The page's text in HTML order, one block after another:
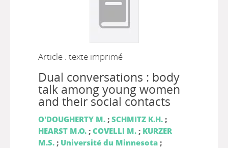
Article : texte imprimé
Dual conversations : body
talk among young women
and their social contacts
O'DOUGHERTY M.; SCHMITZ K.H.;
HEARST M.O.; COVELLI M.; KURZER
M.S.; Université du Minnesota;